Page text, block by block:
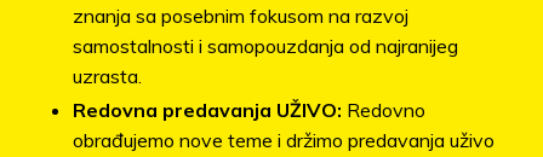
znanja sa posebnim fokusom na razvoj
samostalnosti i samopouzdanja od najranijeg
uzrasta.
Redovna predavanja UŽIVO: Redovno
obrađujemo nove teme i držimo predavanja uživo